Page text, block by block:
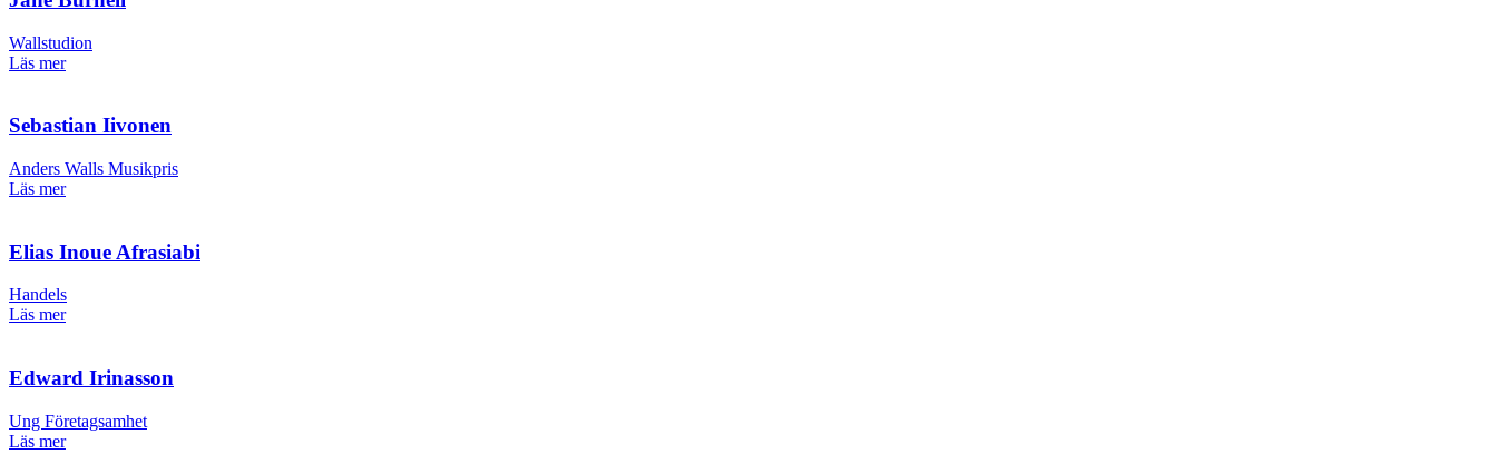
Wallstudion
Läs mer
Sebastian Iivonen
Anders Walls Musikpris
Läs mer
Elias Inoue Afrasiabi
Handels
Läs mer
Edward Irinasson
Ung Företagsamhet
Läs mer